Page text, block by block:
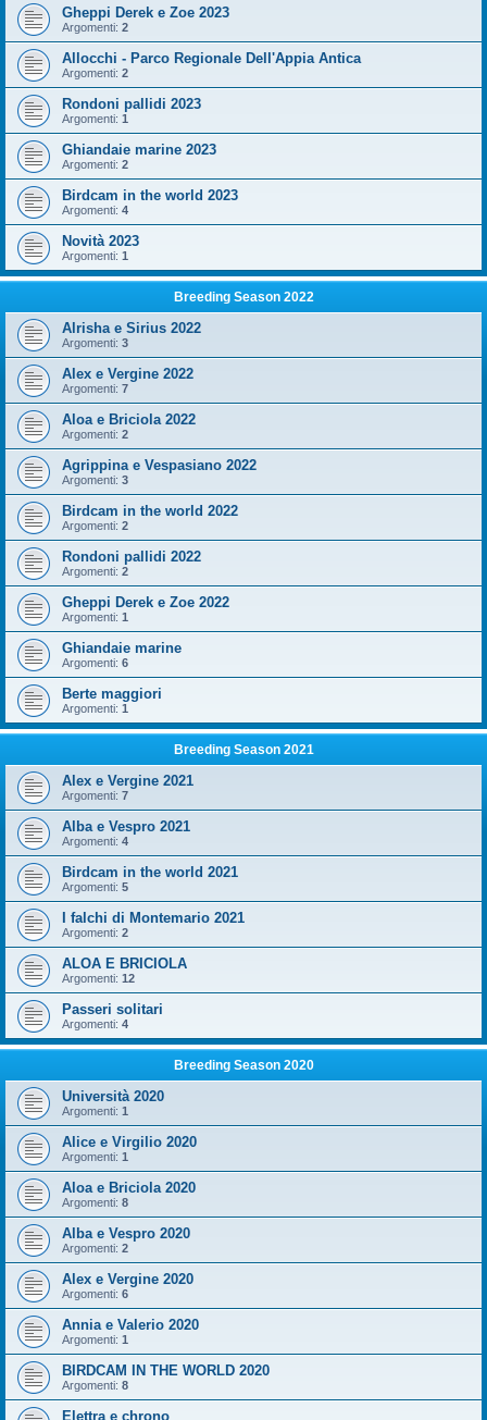
Gheppi Derek e Zoe 2023
Argomenti: 2
Allocchi - Parco Regionale Dell'Appia Antica
Argomenti: 2
Rondoni pallidi 2023
Argomenti: 1
Ghiandaie marine 2023
Argomenti: 2
Birdcam in the world 2023
Argomenti: 4
Novità 2023
Argomenti: 1
Breeding Season 2022
Alrisha e Sirius 2022
Argomenti: 3
Alex e Vergine 2022
Argomenti: 7
Aloa e Briciola 2022
Argomenti: 2
Agrippina e Vespasiano 2022
Argomenti: 3
Birdcam in the world 2022
Argomenti: 2
Rondoni pallidi 2022
Argomenti: 2
Gheppi Derek e Zoe 2022
Argomenti: 1
Ghiandaie marine
Argomenti: 6
Berte maggiori
Argomenti: 1
Breeding Season 2021
Alex e Vergine 2021
Argomenti: 7
Alba e Vespro 2021
Argomenti: 4
Birdcam in the world 2021
Argomenti: 5
I falchi di Montemario 2021
Argomenti: 2
ALOA E BRICIOLA
Argomenti: 12
Passeri solitari
Argomenti: 4
Breeding Season 2020
Università 2020
Argomenti: 1
Alice e Virgilio 2020
Argomenti: 1
Aloa e Briciola 2020
Argomenti: 8
Alba e Vespro 2020
Argomenti: 2
Alex e Vergine 2020
Argomenti: 6
Annia e Valerio 2020
Argomenti: 1
BIRDCAM IN THE WORLD 2020
Argomenti: 8
Elettra e chrono